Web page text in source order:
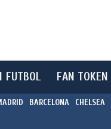
FUTBOL FAN TOKEN
BARCELONA CHELSEA